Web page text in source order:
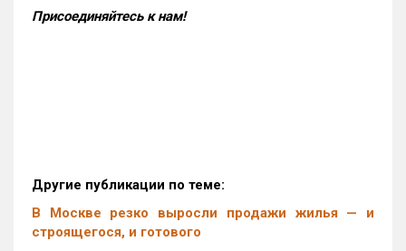
Присоединяйтесь к нам!
Другие публикации по теме:
В Москве резко выросли продажи жилья — и
строящегося, и готового